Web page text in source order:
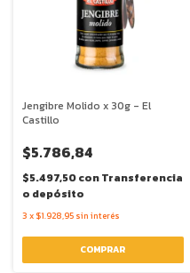
Jengibre Molido x 30g - El
Castillo
$5.786,84
$5.497,50conTransferencia
o depósito
3 x $1.928,95 sin interés